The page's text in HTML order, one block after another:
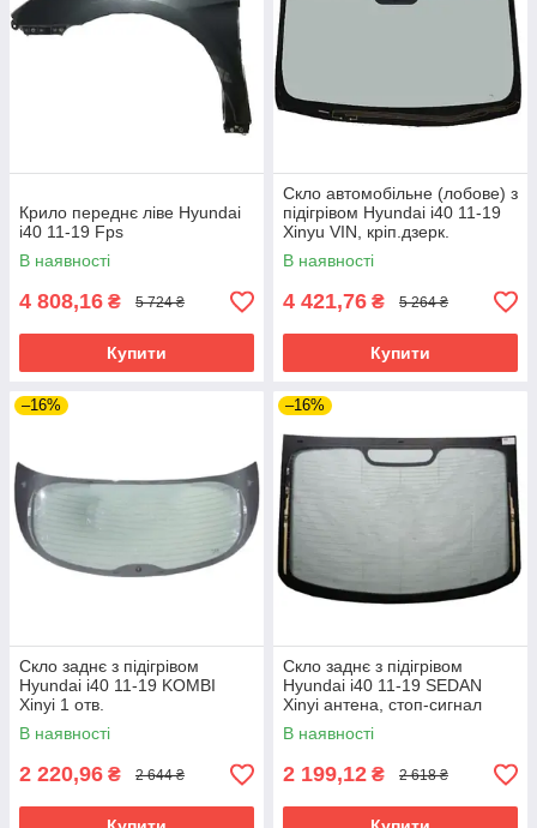
Крило переднє ліве Hyundai
i40 11-19 Fps
В наявності
4 808,16 ₴ 5 724 ₴
Купити
Скло автомобільне (лобове) з
підігрівом Hyundai i40 11-19
Xinyu VIN, кріп.дзерк.
В наявності
4 421,76 ₴ 5 264 ₴
Купити
–16%
Скло заднє з підігрівом
Hyundai i40 11-19 KOMBI
Xinyi 1 отв.
В наявності
2 220,96 ₴ 2 644 ₴
–16%
Скло заднє з підігрівом
Hyundai i40 11-19 SEDAN
Xinyi антена, стоп-сигнал
В наявності
2 199,12 ₴ 2 618 ₴